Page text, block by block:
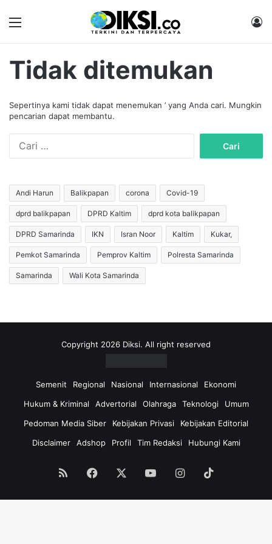
Tidak ditemukan
Sepertinya kami tidak dapat menemukan ’ yang Anda cari. Mungkin
pencarian dapat membantu.
u
n
t
u
k
:
Andi Harun Balikpapan corona Covid-19
dprd balikpapan DPRD Kaltim dprd kota balikpapan
DPRD Samarinda IKN Isran Noor Kaltim Kukar,
Pemkot Samarinda Pemprov Kaltim Polresta Samarinda
Samarinda Wali Kota Samarinda
Copyright 2026 Diksi. All right reserved
Semenit Regional Nasional Internasional
Ekonomi
Hukum & Kriminal
Advertorial Olahraga Teknologi
Umum
Pedoman Media Siber
Kebijakan Privasi
Kebijakan Editorial
Disclaimer
Adshop Profil Tim Redaksi Hubungi Kami
RSS Facebook YouTubeInstagram